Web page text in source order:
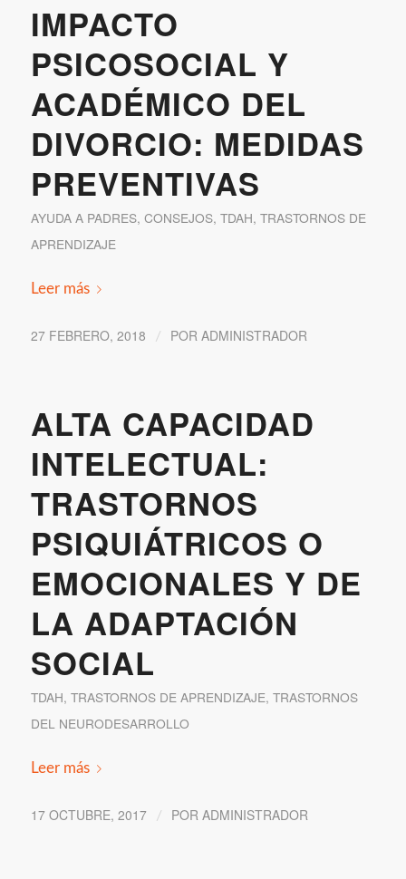
IMPACTO
PSICOSOCIAL Y
ACADÉMICO DEL
DIVORCIO: MEDIDAS
PREVENTIVAS
AYUDA A PADRES, CONSEJOS, TDAH, TRASTORNOS DE
APRENDIZAJE
Leer más
27 FEBRERO, 2018 / POR ADMINISTRADOR
ALTA CAPACIDAD
INTELECTUAL:
TRASTORNOS
PSIQUIÁTRICOS O
EMOCIONALES Y DE
LA ADAPTACIÓN
SOCIAL
TDAH, TRASTORNOS DE APRENDIZAJE, TRASTORNOS
DEL NEURODESARROLLO
Leer más
17 OCTUBRE, 2017 / POR ADMINISTRADOR